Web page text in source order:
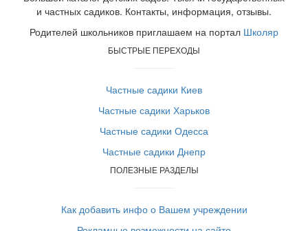
и частных садиков. Контакты, информация, отзывы.
Родителей школьников приглашаем на портал Школяр
БЫСТРЫЕ ПЕРЕХОДЫ
Частные садики Киев
Частные садики Харьков
Частные садики Одесса
Частные садики Днепр
ПОЛЕЗНЫЕ РАЗДЕЛЫ
Как добавить инфо о Вашем учреждении